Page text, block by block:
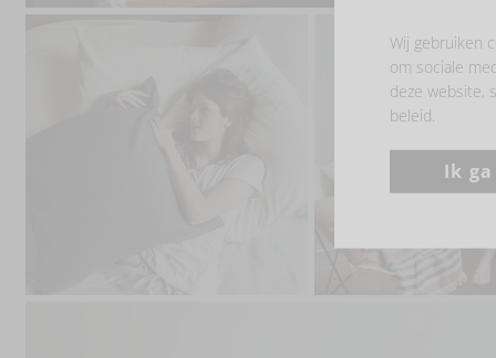
Wij gebruiken
om sociale
deze website,
beleid.
Ik